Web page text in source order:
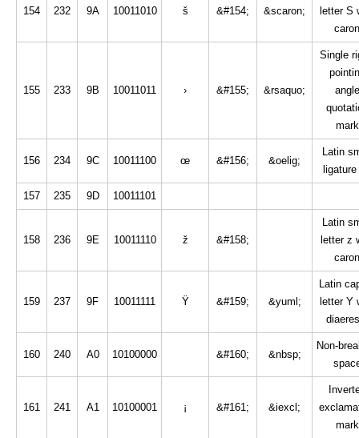
154 232 9A 10011010 š &#154; &scaron;
letter S
caron
155 233 9B 10011011 › &#155; &rsaquo;
Single
angle
mark
156 234 9C 10011100 œ &#156; &oelig;
Latin
157 235 9D 10011101
158 236 9E 10011110 ž &#158;
Latin
letter z
caron
159 237 9F 10011111 Ÿ &#159; &yuml;
Latin
letter Y
160 240 A0 10100000 &#160; &nbsp;
Non-
161 241 A1 10100001 ¡ &#161; &iexcl;
mark